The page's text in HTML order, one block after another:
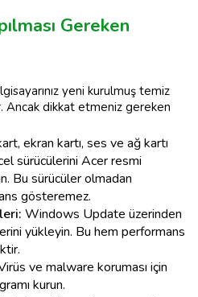
Gereken
yeni kurulmuş temiz
Ancak dikkat etmeniz gereken
ekran kartı, ses ve ağ kartı
sürücülerini Acer resmi
Bu sürücüler olmadan
gösteremez.
Windows Update üzerinden
yükleyin. Bu hem performans
ve malware koruması için
kurun.